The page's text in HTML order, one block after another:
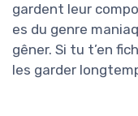
gardent leur
es du genre
gêner. Si tu t’en
les garder